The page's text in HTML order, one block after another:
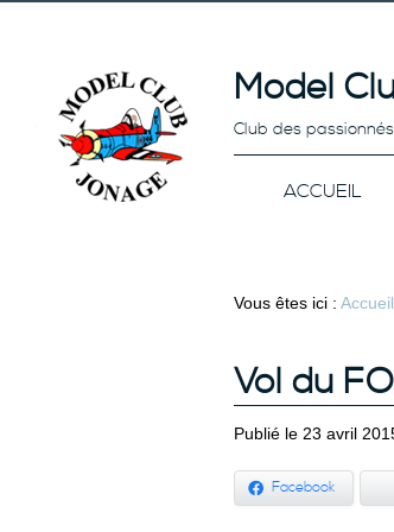
Model
Club des
ACCUEIL
Vous êtes ici : Accueil
Vol du
Publié le 23 avril
Facebook